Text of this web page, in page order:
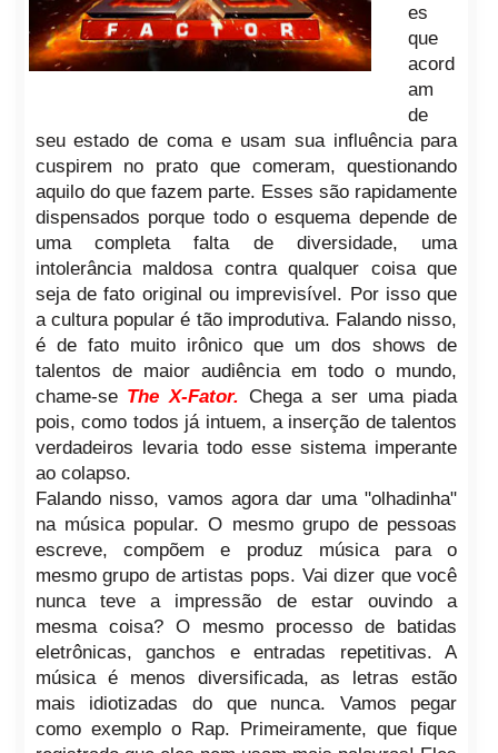
es
que
acord
am
de
seu estado de coma e usam sua influência para
cuspirem no prato que comeram, questionando
aquilo do que fazem parte. Esses são rapidamente
dispensados porque todo o esquema depende de
uma completa falta de diversidade, uma
intolerância maldosa contra qualquer coisa que
seja de fato original ou imprevisível. Por isso que
a cultura popular é tão improdutiva. Falando nisso,
é de fato muito irônico que um dos shows de
talentos de maior audiência em todo o mundo,
chame-se The X-Fator. Chega a ser uma piada
pois, como todos já intuem, a inserção de talentos
verdadeiros levaria todo esse sistema imperante
ao colapso.
Falando nisso, vamos agora dar uma "olhadinha"
na música popular. O mesmo grupo de pessoas
escreve, compõem e produz música para o
mesmo grupo de artistas pops. Vai dizer que você
nunca teve a impressão de estar ouvindo a
mesma coisa? O mesmo processo de batidas
eletrônicas, ganchos e entradas repetitivas. A
música é menos diversificada, as letras estão
mais idiotizadas do que nunca. Vamos pegar
como exemplo o Rap. Primeiramente, que fique